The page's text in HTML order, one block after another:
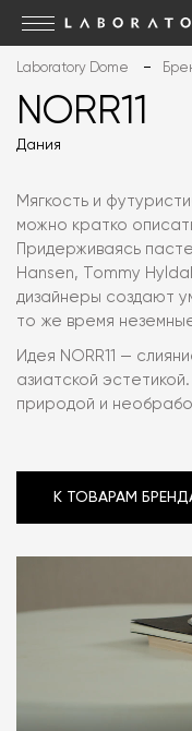
Laboratory Dome
NORR11
Дания
Мягкость и
можно кратко
Придерживаясь
Hansen, Tommy
дизайнеры создают
то же время
Идея NORR11 —
азиатской
природой и
К ТОВАРАМ